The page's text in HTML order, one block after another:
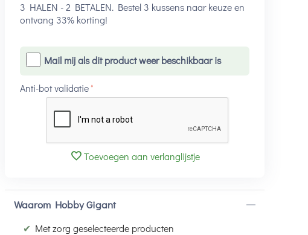
3 HALEN - 2 BETALEN. Bestel 3 kussens naar keuze en
ontvang 33% korting!
Mail mij als dit product weer beschikbaar is
Anti-bot validatie
Toevoegen aan verlanglijstje
Waarom Hobby Gigant
✔ Met zorg geselecteerde producten